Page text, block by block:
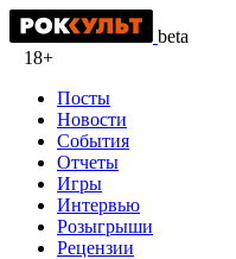
beta
18+
Посты
Новости
События
Отчеты
Игры
Интервью
Розыгрыши
Рецензии